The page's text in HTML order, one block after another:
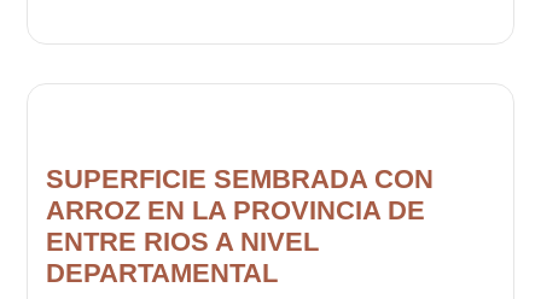
SUPERFICIE SEMBRADA CON
ARROZ EN LA PROVINCIA DE
ENTRE RIOS A NIVEL
DEPARTAMENTAL